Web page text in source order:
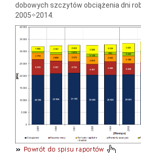
dobowych szczytów obciążenia dni
2005÷2014.